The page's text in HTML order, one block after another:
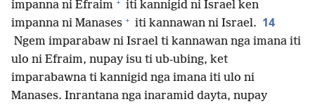
impanna ni Efraim
iti kannigid ni Israel ken
impanna ni Manases + iti kannawan ni Israel. 14
Ngem imparabaw ni Israel ti kannawan nga imana iti
ulo ni Efraim, nupay isu ti ub-ubing, ket
imparabawna ti kannigid nga imana iti ulo ni
Manases. Inrantana nga inaramid dayta, nupay